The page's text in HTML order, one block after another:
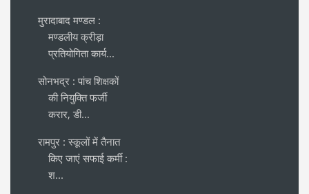
मुरादाबाद मण्डल :
मण्डलीय क्रीड़ा
प्रतियोगिता कार्य...
सोनभद्र : पांच शिक्षकों
की नियुक्ति फर्जी
करार, डी...
रामपुर : स्कूलों में तैनात
किए जाएं सफाई कर्मी :
श...